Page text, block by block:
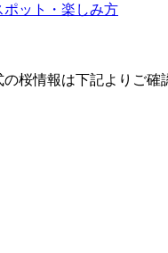
ット・楽しみ方
桜情報は下記よりご確